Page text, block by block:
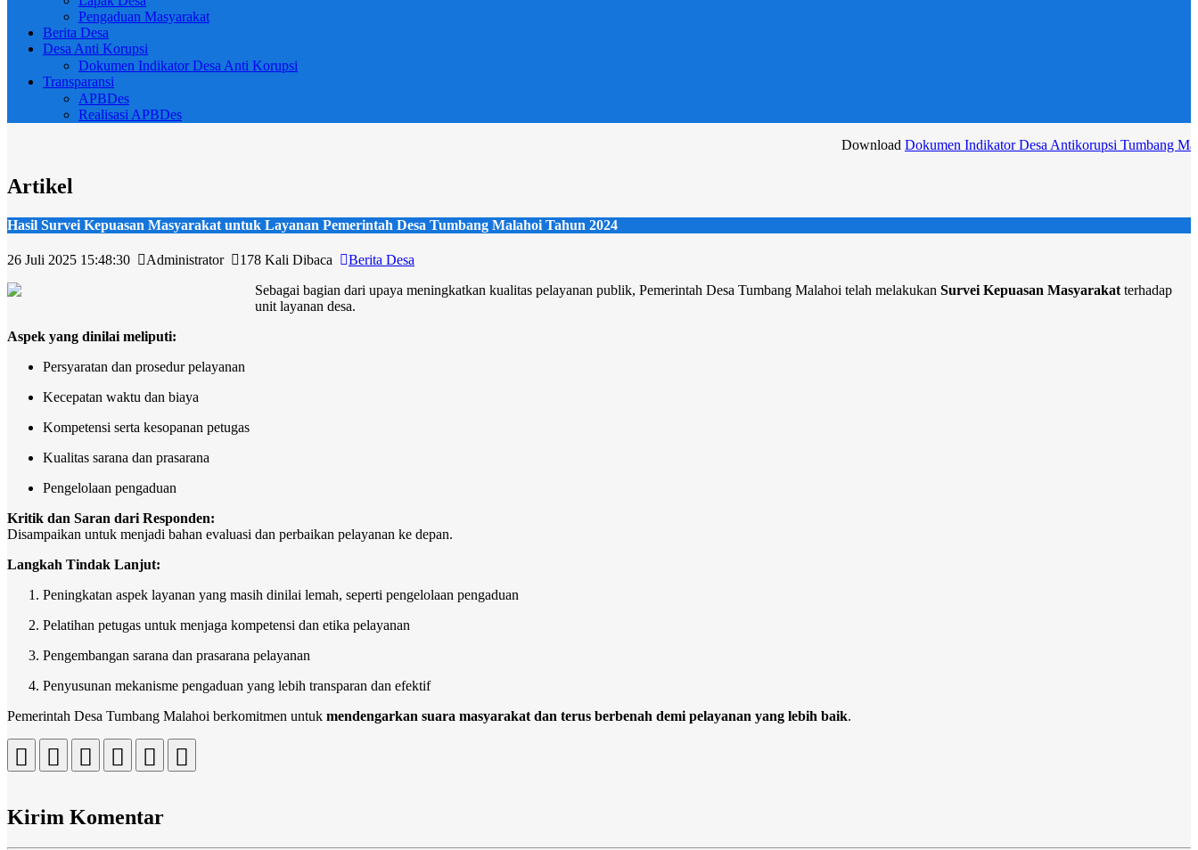
Pengaduan Masyarakat
Berita Desa
Desa Anti Korupsi
Dokumen Indikator Desa Anti Korupsi
Transparansi
APBDes
Realisasi APBDes
DownloadDokumen Indikator Desa Antikorupsi Tumbang Malahoi 2025
Artikel
Hasil Survei Kepuasan Masyarakat untuk Layanan Pemerintah Desa Tumbang Malahoi Tahun 2024
26 Juli 2025 15:48:30 Administrator 178 Kali Dibaca
Berita Desa
Sebagai bagian dari upaya meningkatkan kualitas pelayanan publik, Pemerintah Desa Tumbang Malahoi telah melakukan Survei Kepuasan Masyarakatterhadap
unit layanan desa.
Aspek yang dinilai meliputi:
Persyaratan dan prosedur pelayanan
Kecepatan waktu dan biaya
Kompetensi serta kesopanan petugas
Kualitas sarana dan prasarana
Pengelolaan pengaduan
Kritik dan Saran dari Responden:
Disampaikan untuk menjadi bahan evaluasi dan perbaikan pelayanan ke depan.
Langkah Tindak Lanjut:
Peningkatan aspek layanan yang masih dinilai lemah, seperti pengelolaan pengaduan
Pelatihan petugas untuk menjaga kompetensi dan etika pelayanan
Pengembangan sarana dan prasarana pelayanan
Penyusunan mekanisme pengaduan yang lebih transparan dan efektif
Pemerintah Desa Tumbang Malahoi berkomitmen untuk mendengarkan suara masyarakat dan terus berbenah demi pelayanan yang lebih baik.
Kirim Komentar